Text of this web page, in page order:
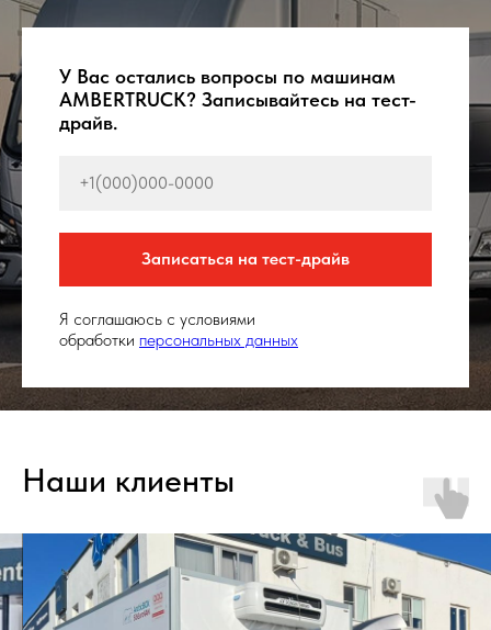
У Вас остались вопросы по машинам
AMBERTRUCK? Записывайтесь на тест-
драйв.
Записаться на тест-драйв
Я соглашаюсь с условиями
обработки персональных данных
Наши клиенты